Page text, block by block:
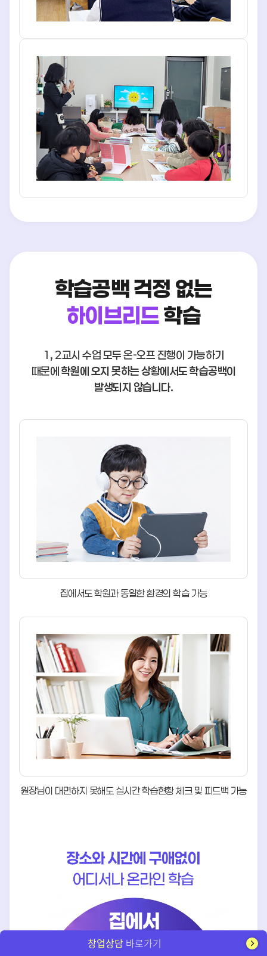
학습공백 걱정 없는
하이브리드학습
1, 2교시 수업 모두 온-오프 진행이 가능하기
때문에학원에 오지 못하는 상황에서도 학습공백이
발생되지 않습니다.
집에서도 학원과 동일한 환경의 학습 가능
원장님이 대면하지 못해도 실시간 학습현황 체크 및 피드백 가능
창업상담 바로가기